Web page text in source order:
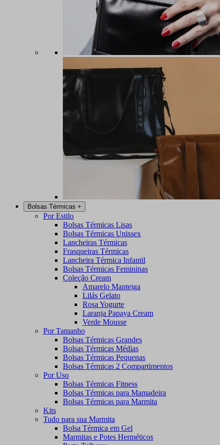
Bolsas Térmicas +
Por Estilo
Bolsas Térmicas Lisas
Bolsas Térmicas Unissex
Lancheiras Térmicas
Frasqueiras Térmicas
Lancheira Térmica Infantil
Bolsas Térmicas Femininas
Coleção Cream
Amarelo Manteiga
Lilás Gelato
Rosa Yogurte
Laranja Papaya Cream
Verde Mousse
Por Tamanho
Bolsas Térmicas Grandes
Bolsas Térmicas Médias
Bolsas Térmicas Pequenas
Bolsas Térmicas 2 Compartimentos
Por Uso
Bolsas Térmicas Fitness
Bolsas Térmicas para Mamadeira
Bolsas Térmicas para Marmita
Kits
Tudo para sua Marmita
Bolsa Térmica em Gel
Marmitas e Potes Herméticos